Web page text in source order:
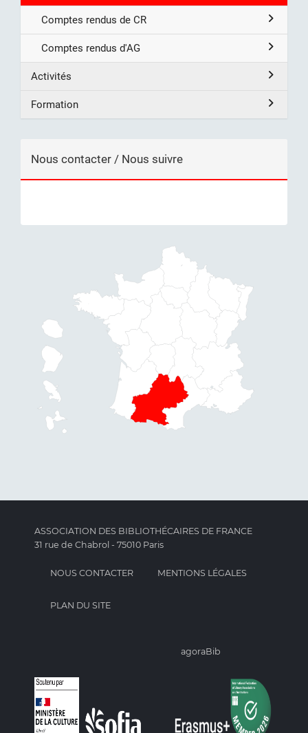
Comptes rendus de CR
Comptes rendus d'AG
Activités
Formation
Nous contacter / Nous suivre
ASSOCIATION DES BIBLIOTHÉCAIRES DE FRANCE
31 rue de Chabrol - 75010 Paris
NOUS CONTACTER MENTIONS LÉGALES
PLAN DU SITE
agoraBib